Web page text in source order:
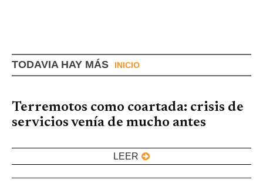
TODAVIA HAY MÁS INICIO
Terremotos como coartada: crisis de
servicios venía de mucho antes
LEER